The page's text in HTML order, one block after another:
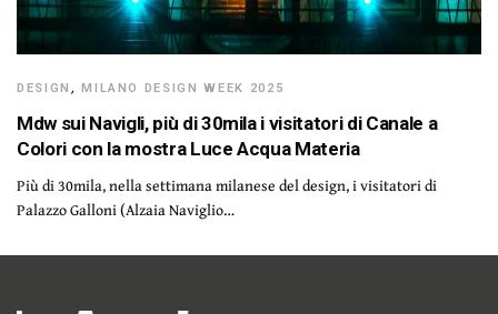
DESIGN ,MILANO DESIGN WEEK 2025
Mdw sui Navigli, più di 30mila i visitatori di Canale a
Colori con la mostra Luce Acqua Materia
Più di 30mila, nella settimana milanese del design, i visitatori di
Palazzo Galloni (Alzaia Naviglio…